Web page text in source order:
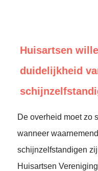
Huisartsen
duidelijkheid
De overheid moet zo
wanneer
schijnzelfstandigen
Huisartsen